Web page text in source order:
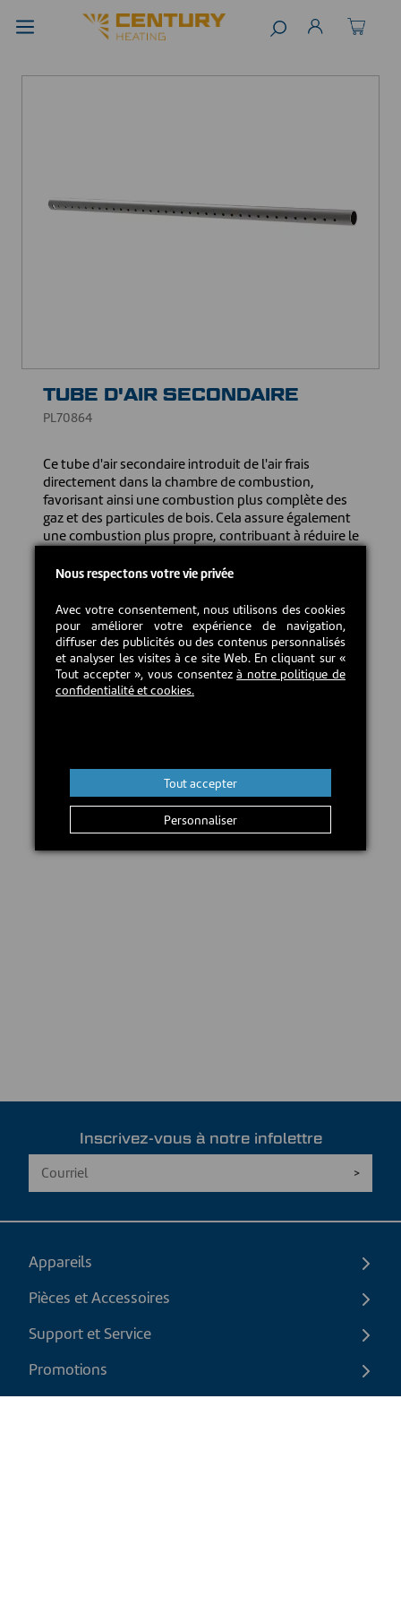
TUBE D'AIR SECONDAIRE
PL70864
Ce tube d'air secondaire introduit de l'air frais
directement dans la chambre de combustion,
favorisant ainsi une combustion plus complète des
gaz et des particules de bois. Cela assure également
une combustion plus propre, contribuant à réduire le
En stock
Ajouter au panier
Inscrivez-vous à notre infolettre
Appareils
Pièces et Accessoires
Support et Service
Promotions
Nous respectons votre vie privée
Avec votre consentement, nous utilisons des cookies
pour améliorer votre expérience de navigation,
diffuser des publicités ou des contenus personnalisés
et analyser les visites à ce site Web. En cliquant sur «
Tout accepter », vous consentezà notre politique de
confidentialité et cookies.
Personnaliser
Tout accepter